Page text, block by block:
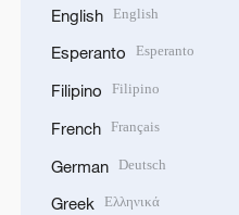
English English
Esperanto Esperanto
Filipino Filipino
French Français
German Deutsch
Greek Ελληνικά